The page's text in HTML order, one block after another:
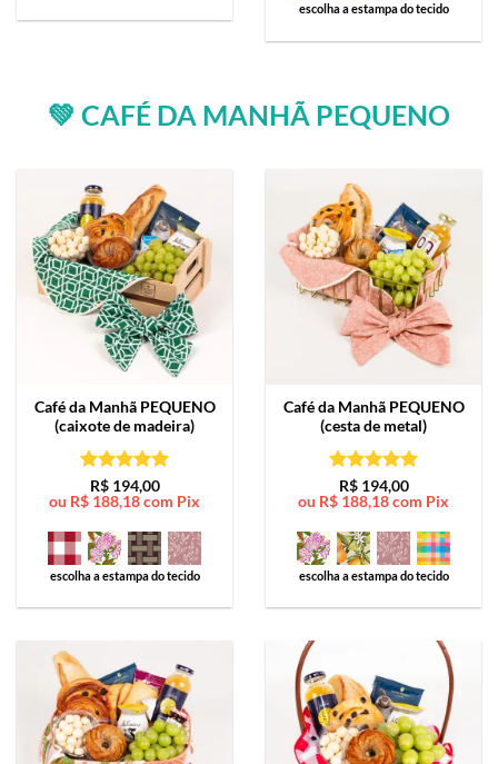
escolha a estampa do tecido
💚 CAFÉ DA MANHÃ PEQUENO
Café da Manhã PEQUENO
(caixote de madeira)
Avaliação5
de 5
R$194,00
ou R$ 188,18com Pix
escolha a estampa do tecido
Café da Manhã PEQUENO
(cesta de metal)
Avaliação5
de 5
R$194,00
ou R$ 188,18com Pix
escolha a estampa do tecido